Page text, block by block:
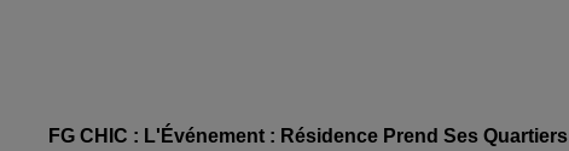
FG CHIC : L'Événement : Résidence Prend Ses Quartiers